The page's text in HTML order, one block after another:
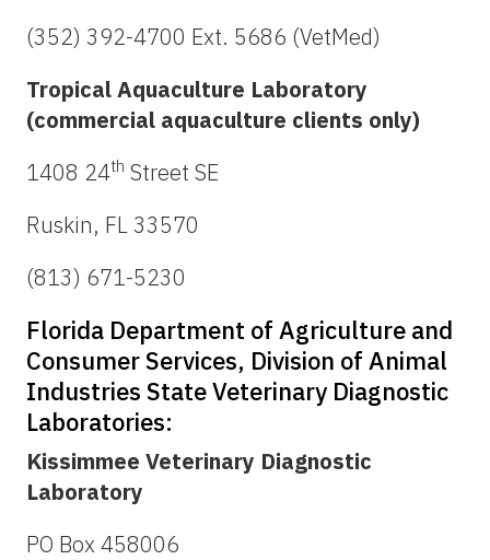
(352) 392-4700 Ext. 5686 (VetMed)
Tropical Aquaculture Laboratory
(commercial aquaculture clients only)
1408 24th Street SE
Ruskin, FL 33570
(813) 671-5230
Florida Department of Agriculture and
Consumer Services, Division of Animal
Industries State Veterinary Diagnostic
Laboratories:
Kissimmee Veterinary Diagnostic
Laboratory
PO Box 458006